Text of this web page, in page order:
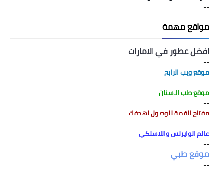
--
مواقع مهمة
افضل عطور في الامارات
--
موقع ويب الرابح
--
موقع طب الاسنان
--
مفتاح القمة للوصول لهدفك
--
عالم الوايرلس واللاسلكي
--
موقع طبي
--